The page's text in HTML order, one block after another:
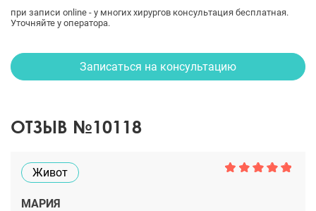
при записи online - у многих хирургов консультация бесплатная.
Уточняйте у оператора.
Записаться на консультацию
ОТЗЫВ №10118
Живот
МАРИЯ